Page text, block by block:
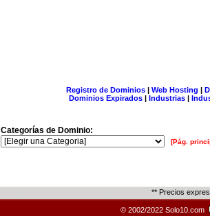
Registro de Dominios| Web Hosting |
Dominios Expirados | Industrias |
Categorías de Dominio:
[Pág.
** Precios
© 2002/2022 Solo10.com